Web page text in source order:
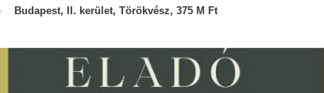
Budapest, II. kerület, Törökvész, 375 M Ft